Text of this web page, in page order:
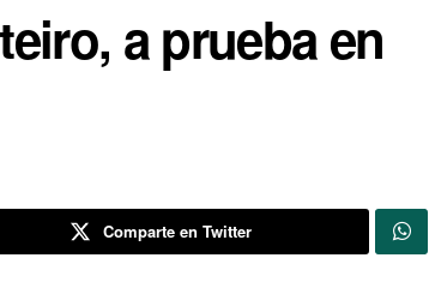
a prueba en
Comparte en Twitter